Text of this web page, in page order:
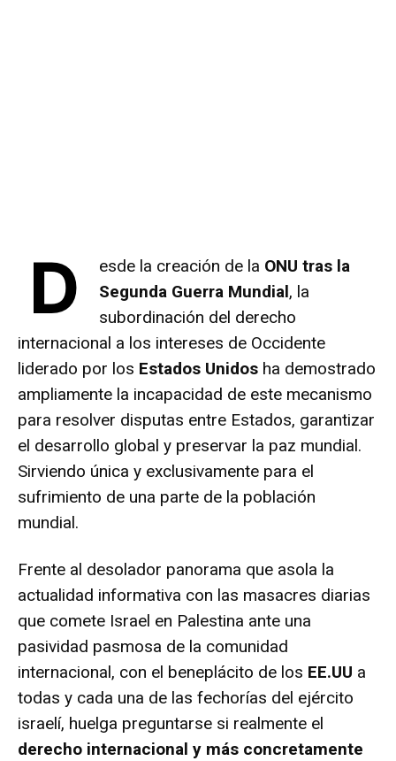
D esde la creación de la ONU tras la
Segunda Guerra Mundial, la
subordinación del derecho
internacional a los intereses de Occidente
liderado por los Estados Unidos ha demostrado
ampliamente la incapacidad de este mecanismo
para resolver disputas entre Estados, garantizar
el desarrollo global y preservar la paz mundial.
Sirviendo única y exclusivamente para el
sufrimiento de una parte de la población
mundial.
Frente al desolador panorama que asola la
actualidad informativa con las masacres diarias
que comete Israel en Palestina ante una
pasividad pasmosa de la comunidad
internacional, con el beneplácito de los EE.UU a
todas y cada una de las fechorías del ejército
israelí, huelga preguntarse si realmente el
derecho internacional y más concretamente